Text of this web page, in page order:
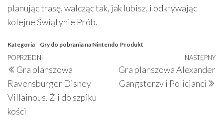
planując trasę, walcząc tak, jak lubisz, i odkrywając
kolejne Świątynie Prób.
Kategoria Gry do pobrania na Nintendo Produkt
Nawigacja
wpisu
Poprzedni
wpis
POPRZEDNI
Gra planszowa
Ravensburger Disney
Villainous. Źli do szpiku
kości
NASTĘPNY
Gra planszowa Alexander
Gangsterzy i Policjanci